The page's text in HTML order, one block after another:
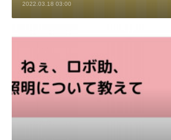
2022.03.18 03:00